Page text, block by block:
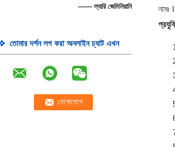
—— ল্যারি জেমিনিয়ানি
তোমার দর্শন লগ করা অনলাইন চ্যাট এখন